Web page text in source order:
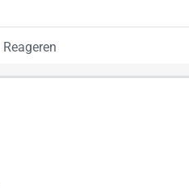
Reageren